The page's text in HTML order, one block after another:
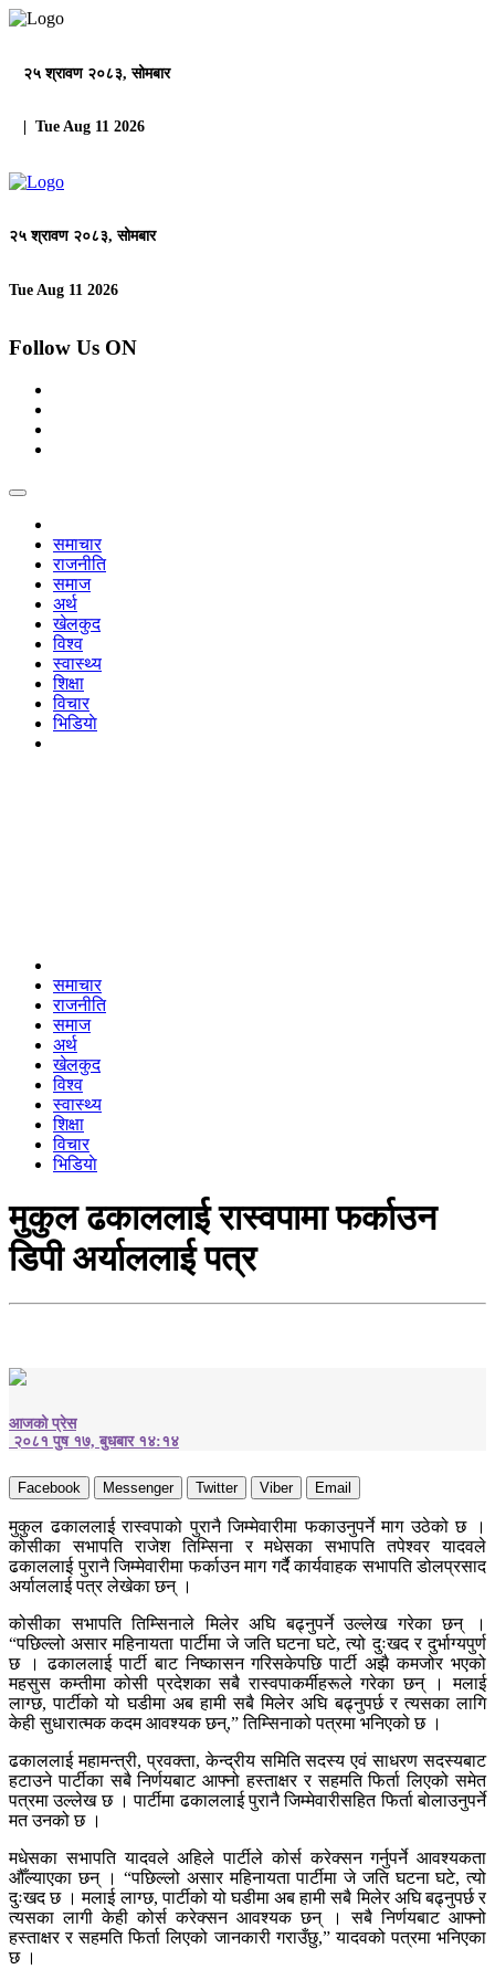
२५ श्रावण २०८३, सोमबार
| Tue Aug 11 2026
२५ श्रावण २०८३, सोमबार
Tue Aug 11 2026
Follow Us ON
समाचार
राजनीति
समाज
अर्थ
खेलकुद
विश्व
स्वास्थ्य
शिक्षा
विचार
भिडियाे
समाचार
राजनीति
समाज
अर्थ
खेलकुद
विश्व
स्वास्थ्य
शिक्षा
विचार
भिडियाे
मुकुल ढकाललाई रास्वपामा फर्काउन
डिपी अर्याललाई पत्र
आजको प्रेस
२०८१ पुष १७, बुधबार १४:१४
Facebook Messenger Twitter Viber Email
मुकुल ढकाललाई रास्वपाको पुरानै जिम्मेवारीमा फकाउनुपर्ने माग उठेको छ ।
कोसीका सभापति राजेश तिम्सिना र मधेसका सभापति तपेश्वर यादवले
ढकाललाई पुरानै जिम्मेवारीमा फर्काउन माग गर्दै कार्यवाहक सभापति डोलप्रसाद
अर्याललाई पत्र लेखेका छन् ।
कोसीका सभापति तिम्सिनाले मिलेर अघि बढ्नुपर्ने उल्लेख गरेका छन् ।
“पछिल्लो असार महिनायता पार्टीमा जे जति घटना घटे, त्यो दुःखद र दुर्भाग्यपुर्ण
छ । ढकाललाई पार्टी बाट निष्कासन गरिसकेपछि पार्टी अझै कमजोर भएको
महसुस कम्तीमा कोसी प्रदेशका सबै रास्वपाकर्मीहरूले गरेका छन् । मलाई
लाग्छ, पार्टीको यो घडीमा अब हामी सबै मिलेर अघि बढ्नुपर्छ र त्यसका लागि
केही सुधारात्मक कदम आवश्यक छन्,” तिम्सिनाको पत्रमा भनिएको छ ।
ढकाललाई महामन्त्री, प्रवक्ता, केन्द्रीय समिति सदस्य एवं साधरण सदस्यबाट
हटाउने पार्टीका सबै निर्णयबाट आफ्नो हस्ताक्षर र सहमति फिर्ता लिएको समेत
पत्रमा उल्लेख छ । पार्टीमा ढकाललाई पुरानै जिम्मेवारीसहित फिर्ता बोलाउनुपर्ने
मत उनको छ ।
मधेसका सभापति यादवले अहिले पार्टीले कोर्स करेक्सन गर्नुपर्ने आवश्यकता
औँल्याएका छन् । “पछिल्लो असार महिनायता पार्टीमा जे जति घटना घटे, त्यो
दुःखद छ । मलाई लाग्छ, पार्टीको यो घडीमा अब हामी सबै मिलेर अघि बढ्नुपर्छ र
त्यसका लागी केही कोर्स करेक्सन आवश्यक छन् । सबै निर्णयबाट आफ्नो
हस्ताक्षर र सहमति फिर्ता लिएको जानकारी गराउँछु,” यादवको पत्रमा भनिएका
छ ।